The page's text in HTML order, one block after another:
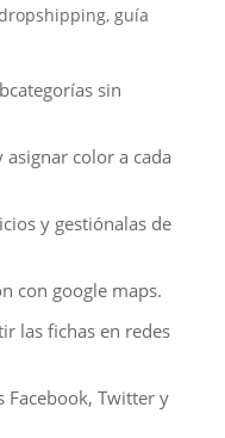
guía
sin
color a cada
y gestiónalas de
con google maps.
las fichas en redes
Facebook, Twitter y